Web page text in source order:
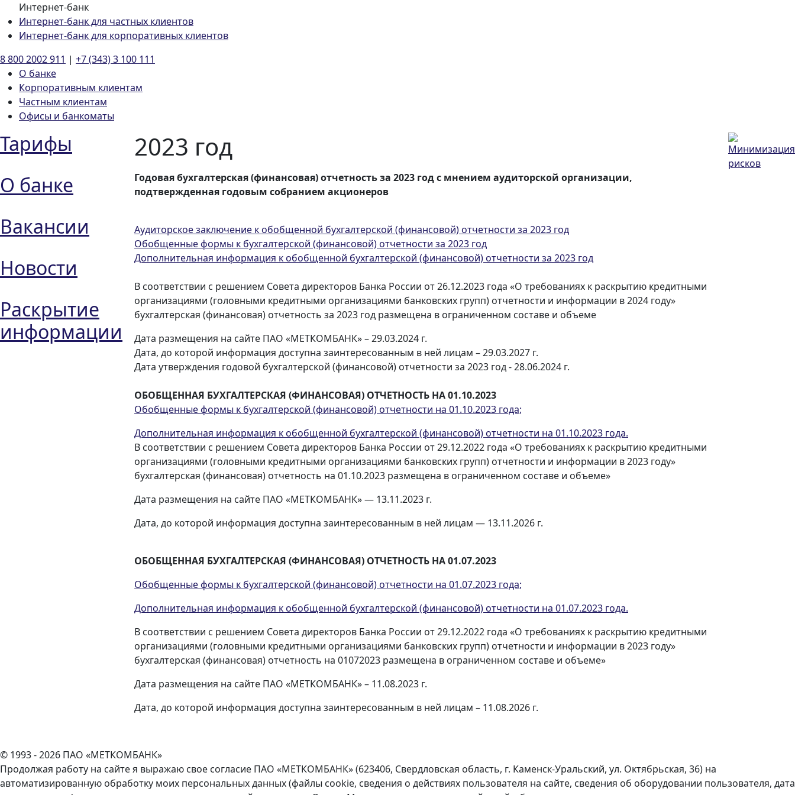
Интернет-банк
Интернет-банк для частных клиентов
Интернет-банк для корпоративных клиентов
8 800 2002 911 | +7 (343) 3 100 111
О банке
Корпоративным клиентам
Частным клиентам
Офисы и банкоматы
Тарифы
О банке
Вакансии
Новости
Раскрытие
информации
2023 год
Годовая бухгалтерская (финансовая) отчетность за 2023 год с мнением аудиторской организации,
подтвержденная годовым собранием акционеров
Аудиторское заключение к обобщенной бухгалтерской (финансовой) отчетности за 2023 год
Обобщенные формы к бухгалтерской (финансовой) отчетности за 2023 год
Дополнительная информация к обобщенной бухгалтерской (финансовой) отчетности за 2023 год
В соответствии с решением Совета директоров Банка России от 26.12.2023 года «О требованиях к раскрытию кредитными
организациями (головными кредитными организациями банковских групп) отчетности и информации в 2024 году»
бухгалтерская (финансовая) отчетность за 2023 год размещена в ограниченном составе и объеме
Дата размещения на сайте ПАО «МЕТКОМБАНК» – 29.03.2024 г.
Дата, до которой информация доступна заинтересованным в ней лицам – 29.03.2027 г.
Дата утверждения годовой бухгалтерской (финансовой) отчетности за 2023 год - 28.06.2024 г.
ОБОБЩЕННАЯ БУХГАЛТЕРСКАЯ (ФИНАНСОВАЯ) ОТЧЕТНОСТЬ НА 01.10.2023
Обобщенные формы к бухгалтерской (финансовой) отчетности на 01.10.2023 года;
Дополнительная информация к обобщенной бухгалтерской (финансовой) отчетности на 01.10.2023 года.
В соответствии с решением Совета директоров Банка России от 29.12.2022 года «О требованиях к раскрытию кредитными
организациями (головными кредитными организациями банковских групп) отчетности и информации в 2023 году»
бухгалтерская (финансовая) отчетность на 01.10.2023 размещена в ограниченном составе и объеме»
Дата размещения на сайте ПАО «МЕТКОМБАНК» — 13.11.2023 г.
Дата, до которой информация доступна заинтересованным в ней лицам — 13.11.2026 г.
ОБОБЩЕННАЯ БУХГАЛТЕРСКАЯ (ФИНАНСОВАЯ) ОТЧЕТНОСТЬ НА 01.07.2023
Обобщенные формы к бухгалтерской (финансовой) отчетности на 01.07.2023 года;
Дополнительная информация к обобщенной бухгалтерской (финансовой) отчетности на 01.07.2023 года.
В соответствии с решением Совета директоров Банка России от 29.12.2022 года «О требованиях к раскрытию кредитными
организациями (головными кредитными организациями банковских групп) отчетности и информации в 2023 году»
бухгалтерская (финансовая) отчетность на 01072023 размещена в ограниченном составе и объеме»
Дата размещения на сайте ПАО «МЕТКОМБАНК» – 11.08.2023 г.
Дата, до которой информация доступна заинтересованным в ней лицам – 11.08.2026 г.
© 1993 - 2026 ПАО «МЕТКОМБАНК»
Продолжая работу на сайте я выражаю свое согласие ПАО «МЕТКОМБАНК» (623406, Свердловская область, г. Каменск-Уральский, ул. Октябрьская, 36) на
автоматизированную обработку моих персональных данных (файлы cookie, сведения о действиях пользователя на сайте, сведения об оборудовании пользователя, дата